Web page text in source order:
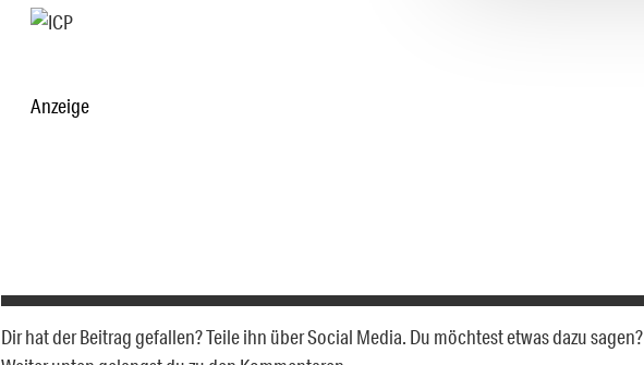
Anzeige
Dir hat der Beitrag gefallen? Teile ihn über Social Media. Du möchtest etwas dazu sagen?